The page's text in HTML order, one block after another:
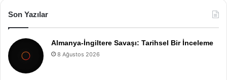
Son Yazılar
Almanya-İngiltere Savaşı: Tarihsel Bir İnceleme
8 Ağustos 2026